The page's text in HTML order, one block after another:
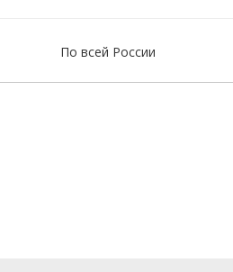
По всей России